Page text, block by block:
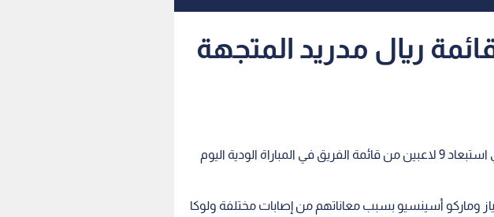
من قائمة ريال مدريد المتجهة
أعلن زين الدين زيدان مدرب نادي ريال مدريد الإسباني استبعاد 9 لاعبين من قائمة الفريق في المباراة الودية اليوم
وماركو أسينسيو بسبب معاناتهم من إصابات مختلفة ولوكا